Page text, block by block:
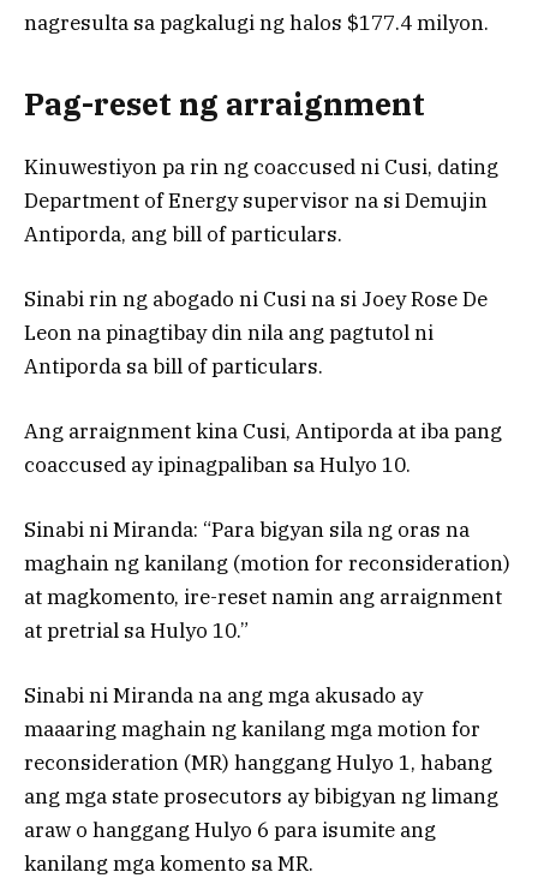
nagresulta sa pagkalugi ng halos $177.4 milyon.
Pag-reset ng arraignment
Kinuwestiyon pa rin ng coaccused ni Cusi, dating
Department of Energy supervisor na si Demujin
Antiporda, ang bill of particulars.
Sinabi rin ng abogado ni Cusi na si Joey Rose De
Leon na pinagtibay din nila ang pagtutol ni
Antiporda sa bill of particulars.
Ang arraignment kina Cusi, Antiporda at iba pang
coaccused ay ipinagpaliban sa Hulyo 10.
Sinabi ni Miranda: “Para bigyan sila ng oras na
maghain ng kanilang (motion for reconsideration)
at magkomento, ire-reset namin ang arraignment
at pretrial sa Hulyo 10.”
Sinabi ni Miranda na ang mga akusado ay
maaaring maghain ng kanilang mga motion for
reconsideration (MR) hanggang Hulyo 1, habang
ang mga state prosecutors ay bibigyan ng limang
araw o hanggang Hulyo 6 para isumite ang
kanilang mga komento sa MR.